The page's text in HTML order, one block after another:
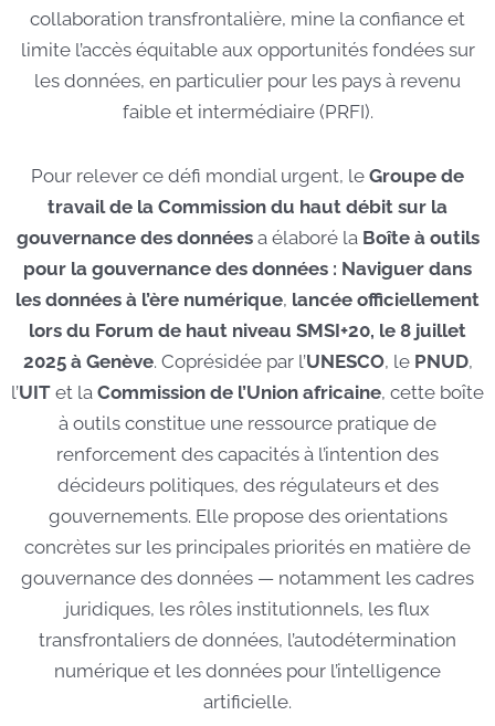
collaboration transfrontalière, mine la confiance et
limite l’accès équitable aux opportunités fondées sur
les données, en particulier pour les pays à revenu
faible et intermédiaire (PRFI).
Pour relever ce défi mondial urgent, le Groupe de
travail de la Commission du haut débit sur la
gouvernance des donnéesa élaboré la Boîte à outils
pour la gouvernance des données : Naviguer dans
les données à l’ère numérique, lancée officiellement
lors du Forum de haut niveau SMSI+20, le 8 juillet
2025 à Genève. Coprésidée par l’UNESCO, le PNUD,
l’UIT et la Commission de l’Union africaine, cette boîte
à outils constitue une ressource pratique de
renforcement des capacités à l’intention des
décideurs politiques, des régulateurs et des
gouvernements. Elle propose des orientations
concrètes sur les principales priorités en matière de
gouvernance des données — notamment les cadres
juridiques, les rôles institutionnels, les flux
transfrontaliers de données, l’autodétermination
numérique et les données pour l’intelligence
artificielle.